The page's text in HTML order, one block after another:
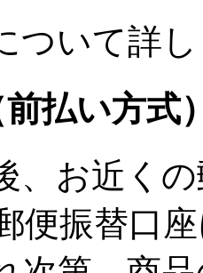
ついて詳
払い方式
、お近く
便振替口